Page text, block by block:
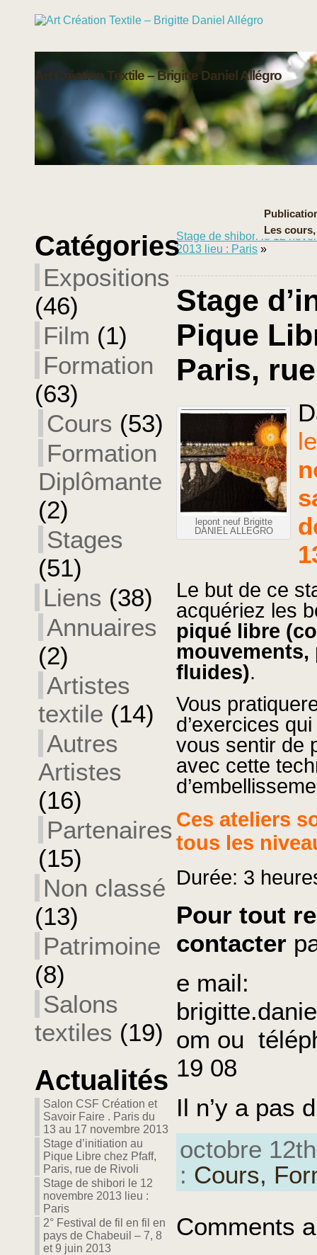
Art Création Textile – Brigitte Daniel Allégro
Les
Catégories
Expositions
(46)
Film (1)
Formation
(63)
Cours (53)
Formation
Diplômante
(2)
Stages
(51)
Liens (38)
Annuaires
(2)
Artistes
textile (14)
Autres
Artistes
(16)
Partenaires
(15)
Non classé
(13)
Patrimoine
(8)
Salons
textiles (19)
Actualités
Salon CSF Création et
Savoir Faire . Paris du
13 au 17 novembre 2013
Stage d’initiation au
Pique Libre chez Pfaff,
Paris, rue de Rivoli
Stage de shibori le 12
novembre 2013 lieu :
Paris
2° Festival de fil en fil en
pays de Chabeuil – 7, 8
et 9 juin 2013
Stage de shibori le 12
2013 lieu : Paris »
Stage
Pique
Paris,
lepont neuf Brigitte
DANIEL ALLEGRO
Le but de ce
acquériez les
piqué libre
mouvements,
fluides).
Vous
d’exercices qui
vous sentir de
avec cette
Ces ateliers
tous les
Durée: 3
Pour tout
contacter
e mail:
om ou
19 08
Il n’y a pas
octobre
: Cours,
Comments